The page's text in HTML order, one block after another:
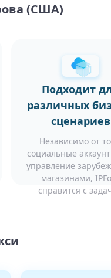
(США)
Подходит
различных
сценариев
Независимо от
социальные
управление
магазинами,
справится с